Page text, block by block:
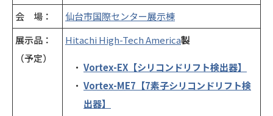
会 場：
仙台市国際センター展示棟
展示品：
（予定）
Hitachi High-Tech America製
Vortex-EX 【シリコンドリフト検出器】
Vortex-ME7 【7素子シリコンドリフト検
出器】